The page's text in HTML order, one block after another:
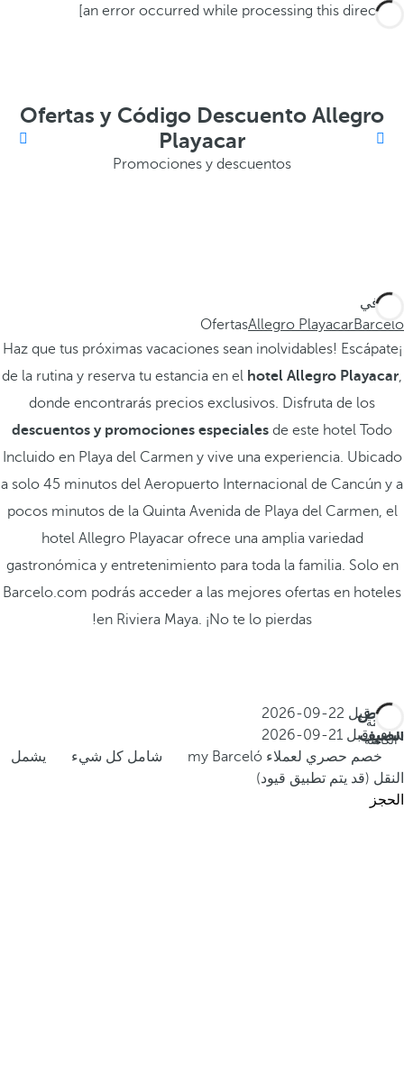
Ofertas y Código Descuento Allegro
Playacar
Promociones y descuentos
أنت في
Barceló
Allegro Playacar
Ofertas
¡Haz que tus próximas vacaciones sean inolvidables! Escápate
de la rutina y reserva tu estancia en el hotel Allegro Playacar,
donde encontrarás precios exclusivos. Disfruta de los
descuentos y promociones especiales de este hotel Todo
Incluido en Playa del Carmen y vive una experiencia. Ubicado
a solo 45 minutos del Aeropuerto Internacional de Cancún y a
pocos minutos de la Quinta Avenida de Playa del Carmen, el
hotel Allegro Playacar ofrece una amplia variedad
gastronómica y entretenimiento para toda la familia. Solo en
Barcelo.com podrás acceder a las mejores ofertas en hoteles
en Riviera Maya. ¡No te lo pierdas!
عروض
الصيف
الإقامة
الكاملة
احجز قبل 22-09-2026
سافر قبل 21-09-2026
خصم حصري لعملاء my Barceló
شامل كل شيء
يشمل
النقل (قد يتم تطبيق قيود)
الحجز